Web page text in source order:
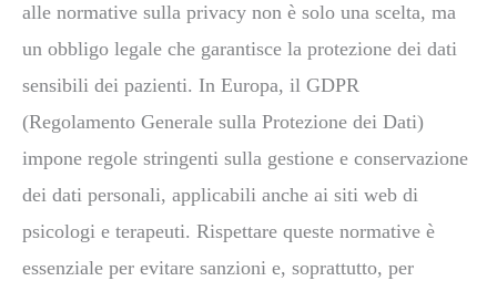
alle normative sulla privacy non è solo una scelta, ma
un obbligo legale che garantisce la protezione dei dati
sensibili dei pazienti. In Europa, il GDPR
(Regolamento Generale sulla Protezione dei Dati)
impone regole stringenti sulla gestione e conservazione
dei dati personali, applicabili anche ai siti web di
psicologi e terapeuti. Rispettare queste normative è
essenziale per evitare sanzioni e, soprattutto, per